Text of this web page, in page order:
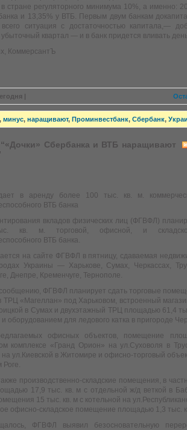
стране регуляторного минимума 10%, а именно:
и 13,35% у ВТБ. Первым двум банкам
ситуация с достаточностью капитала,—
квартал — и в банк придется вливать
КоммерсантЪ
|
, минус, наращивают, Проминвестбанк, Сбербанк,
Сбербанка и ВТБ наращивают
в аренду более 100 тыс. кв. м.
ВТБ банка
вкладов физических лиц (ФГВФЛ)
кв. м. торговой, офисной, и
ВТБ банка.
на сайте ФГВФЛ в пятницу, сдаваемая
Украины — Харькове, Сумах, Черкассах,
Днепре, Кременчуге, Тернополе.
ФГВФЛ планирует сдать торговые
ТРЦ «Магеллан» под Харьковом, встроенный
в Сумах и двухэтажный ТРЦ площадью 61,4
и оборудованием для ледового катка в пригороде
офисных объектов, помещение
комплексе «Гранд Орион» на ул.Суховоля в
на ул.Киевской в Житомире и офисно-торговый
Роге.
производственно-складские помещения, в
17,9 тыс. кв. м с отдельной ж/д веткой в
15 тыс. кв. м с котельной на
офисно-складское помещение площадью 1,3 тыс.
ФГВФЛ выявил безосновательную